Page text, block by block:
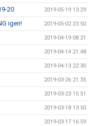
20 2019-05-19 13:29
igen! 2019-05-02 23:50
2019-04-19 08:21
2019-04-14 21:48
2019-04-13 22:30
2019-03-26 21:35
2019-03-23 15:51
2019-03-18 13:50
2019-03-17 16:59